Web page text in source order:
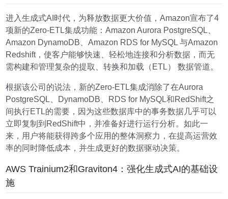
进入生成式AI时代，为释放数据更大价值，Amazon宣布了4
项新的Zero-ETL集成功能：Amazon Aurora PostgreSQL、
Amazon DynamoDB、Amazon RDS for MySQL 与Amazon
Redshift，使客户能够快速、轻松地连接和分析数据，而无
需构建和管理复杂的提取、转换和加载（ETL） 数据管道。
根据该公司的说法，新的Zero-ETL集成消除了在Aurora
PostgreSQL、DynamoDB、RDS for MySQL和RedShift之
间执行ETL的需要，因为这些数据库中的事务数据几乎可以
立即复制到RedShift中，并准备好进行运行分析。如此一
来，用户将能获得跨多个应用的整体洞察力，在提高运营效
率的同时降低成本，并生成更好的数据驱动决策。
AWS Trainium2和Graviton4：强化生成式AI的基础设
施